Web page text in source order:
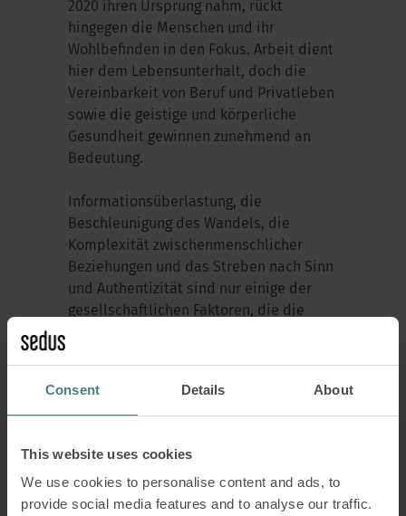
Consent Details About
This website uses cookies
We use cookies to personalise content and ads, to
provide social media features and to analyse our traffic.
2020 ihren Ursprung nahm, rückt
hingegen die Menschen und ihr
Wohlbefinden in den Fokus. Arbeit dient
hier dem Lebensunterhalt, doch die
Vereinbarkeit von Beruf und Privatleben
sowie die geistige und körperliche
Gesundheit gewinnen zunehmend an
Bedeutung.
Informationsüberlastung, die
Beschleunigung des Wandels, die
Komplexität zwischenmenschlicher
Beziehungen und das Streben nach Sinn
und Authentizität sind nur einige der
gesellschaftlichen Faktoren, die die
dar, bei dem traditionelle berufliche
Ambitionen zunehmend durch
werden. Allerdings bringt diese
Entwicklung auch eine Reihe von
Schwierigkeiten mit sich, insbesondere